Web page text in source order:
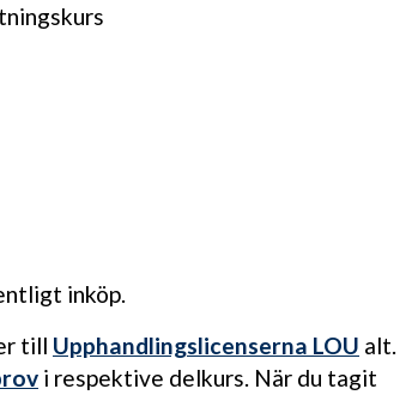
inköp.
till Upphandlingslicenserna LOU alt.
i respektive delkurs. När du tagit